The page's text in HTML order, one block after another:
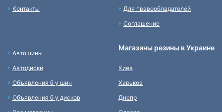
Контакты
Для правообладателей
Соглашение
Автошины
Автодиски
Объявления б у шин
Объявления б у дисков
Магазины резины в Украине
Киев
Харьков
Днепр